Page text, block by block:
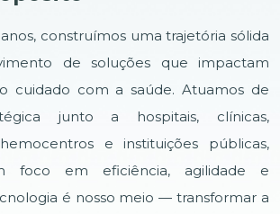
construímos uma trajetória sólida
de soluções que impactam
cuidado com a saúde. Atuamos de
junto a hospitais, clínicas,
e instituições públicas,
foco em eficiência, agilidade e
é nosso meio — transformar a